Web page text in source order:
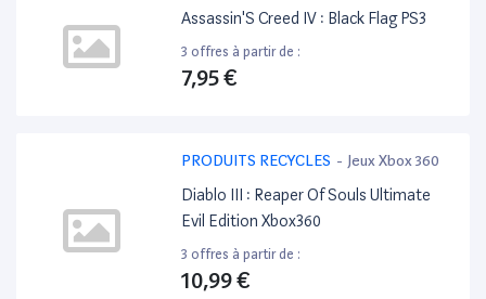
PlayStation 3
Assassin'S Creed IV : Black Flag PS3
3 offres à partir de :
7,95 €
PRODUITS RECYCLES - Jeux Xbox 360
Diablo III : Reaper Of Souls Ultimate
Evil Edition Xbox360
3 offres à partir de :
10,99 €